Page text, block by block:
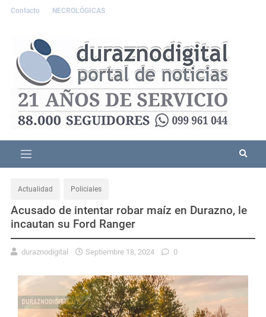
Contacto NECROLÓGICAS
Actualidad Policiales
Acusado de intentar robar maíz en Durazno, le
incautan su Ford Ranger
duraznodigital Septiembre 18, 2024 0